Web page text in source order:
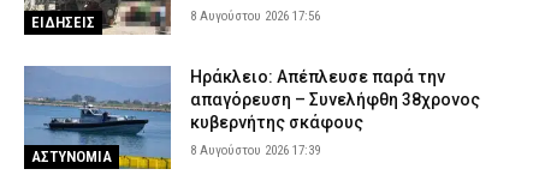
ΕΙΔΗΣΕΙΣ 8 Αυγούστου 2026 17:56
ΑΣΤΥΝΟΜΙΑ
Ηράκλειο: Απέπλευσε παρά την
απαγόρευση – Συνελήφθη 38χρονος
κυβερνήτης σκάφους
8 Αυγούστου 2026 17:39